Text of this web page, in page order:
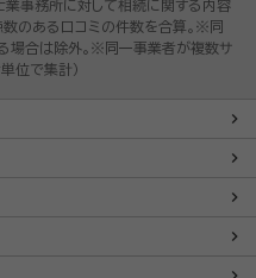
業事務所に対して相続に関する内容
のある口コミの件数を合算。※同
場合は除外。※同一事業者が複数サ
位で集計）